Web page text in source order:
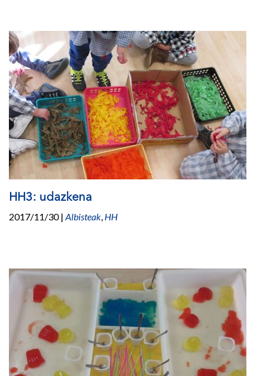
HH3: udazkena
2017/11/30| Albisteak, HH